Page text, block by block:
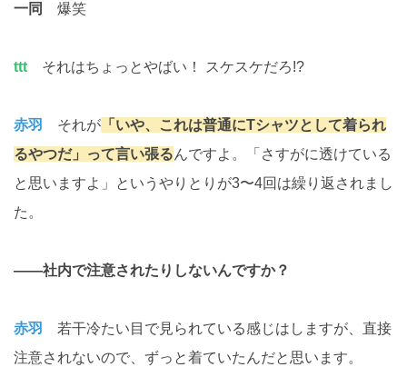
一同 爆笑
ttt それはちょっとやばい！ スケスケだろ!?
赤羽 それが 「いや、これは普通にTシャツとして着られ
るやつだ」って言い張るんですよ。「さすがに透けている
と思いますよ」というやりとりが3〜4回は繰り返されまし
た。
――社内で注意されたりしないんですか？
赤羽
若干冷たい目で見られている感じはしますが、直接
注意されないので、ずっと着ていたんだと思います。